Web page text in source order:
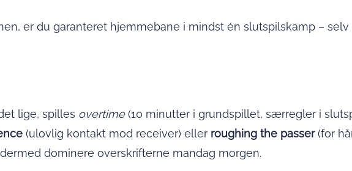
er du garanteret hjemmebane i mindst én slutspilskamp –
lige, spilles overtime(10 minutter i grundspillet, særregler i
(ulovlig kontakt mod receiver) eller roughing the passer(for
dominere overskrifterne mandag morgen.